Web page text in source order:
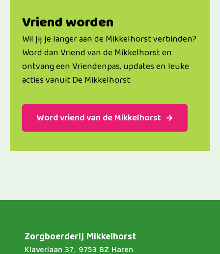
Vriend worden
Wil jij je langer aan de Mikkelhorst verbinden?
Word dan Vriend van de Mikkelhorst en
ontvang een Vriendenpas, updates en leuke
acties vanuit De Mikkelhorst.
Word vriend van de Mikkelhorst
Zorgboerderij Mikkelhorst
Klaverlaan 37, 9753 BZ Haren